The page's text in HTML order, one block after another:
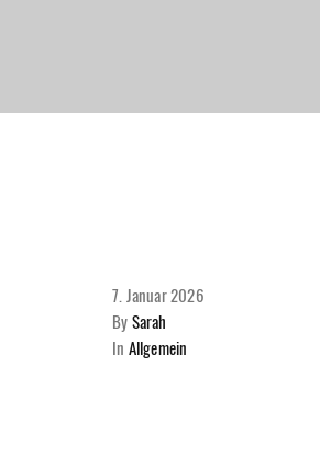
7. Januar 2026
BySarah
In Allgemein